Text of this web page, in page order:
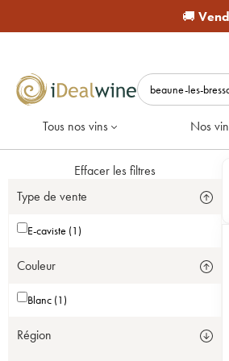
🚚
Tous nos vins Nos
Effacer les filtres
Type de vente
E-caviste (1)
Couleur
Blanc (1)
Région